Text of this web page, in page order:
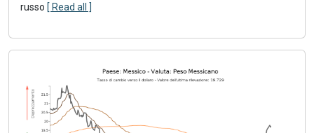
russo [ Read all ]